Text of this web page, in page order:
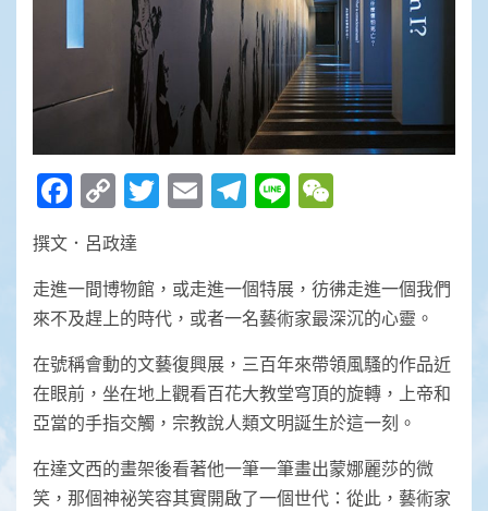
Facebook
Copy
Link
Twitter
EmailTelegram
Line
撰文．呂政達
走進一間博物館，或走進一個特展，彷彿走進一個我們
來不及趕上的時代，或者一名藝術家最深沉的心靈。
在號稱會動的文藝復興展，三百年來帶領風騷的作品近
在眼前，坐在地上觀看百花大教堂穹頂的旋轉，上帝和
亞當的手指交觸，宗教說人類文明誕生於這一刻。
在達文西的畫架後看著他一筆一筆畫出蒙娜麗莎的微
笑，那個神祕笑容其實開啟了一個世代：從此，藝術家